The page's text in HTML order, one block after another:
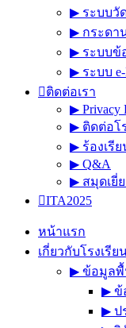
▶︎ ระบบวั
▶︎ กระดา
▶︎ ระบบข้
▶︎ ระบบ e-
ติดต่อเรา
▶︎ Privacy
▶︎ ติดต่อโ
▶︎ ร้องเรี
▶︎ Q&A
▶︎ สมุดเยี่
ITA2025
หน้าแรก
เกี่ยวกับโรงเรีย
▶︎ ข้อมูลพื้
▶︎ ข้
▶︎ ป